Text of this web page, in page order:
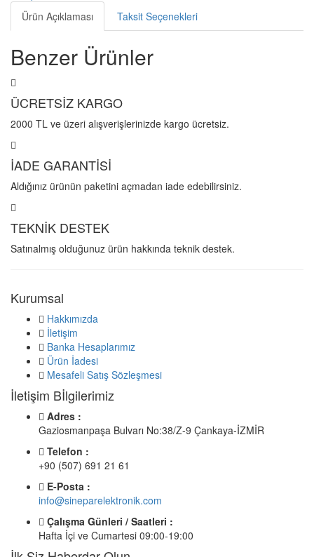
Ürün Açıklaması
Taksit Seçenekleri
Benzer Ürünler
ÜCRETSİZ KARGO
2000 TL ve üzeri alışverişlerinizde kargo ücretsiz.
İADE GARANTİSİ
Aldığınız ürünün paketini açmadan iade edebilirsiniz.
TEKNİK DESTEK
Satınalmış olduğunuz ürün hakkında teknik destek.
Kurumsal
Hakkımızda
İletişim
Banka Hesaplarımız
Ürün İadesi
Mesafeli Satış Sözleşmesi
İletişim Bİlgilerimiz
Adres :
Gaziosmanpaşa Bulvarı No:38/Z-9 Çankaya-İZMİR
Telefon :
+90 (507) 691 21 61
E-Posta :
info@sineparelektronik.com
Çalışma Günleri / Saatleri :
Hafta İçi ve Cumartesi 09:00-19:00